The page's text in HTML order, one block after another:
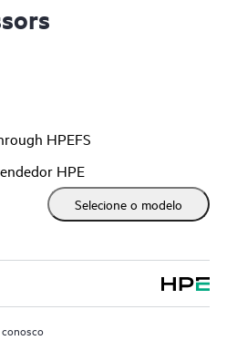
HPEFS
HPE
Selecione o modelo